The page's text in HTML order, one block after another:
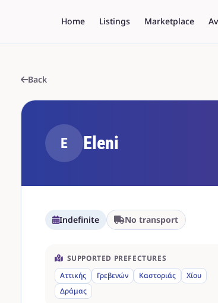
Home Listings Marketplace
Back
E Eleni
Indefinite No transport
SUPPORTED PREFECTURES
Αττικής
Γρεβενών Καστοριάς
Χίου
Δράμας